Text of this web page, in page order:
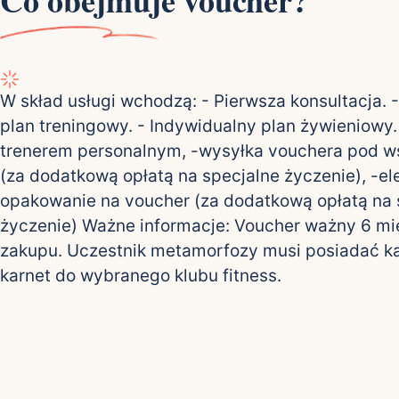
W skład usługi wchodzą: - Pierwsza konsultacja.
plan treningowy. - Indywidualny plan
trenerem personalnym, -wysyłka vouchera pod
(za dodatkową opłatą na specjalne życzenie), -
opakowanie na voucher (za dodatkową opłatą na
życzenie) Ważne informacje: Voucher ważny 6
zakupu. Uczestnik metamorfozy musi posiadać
karnet do wybranego klubu fitness.